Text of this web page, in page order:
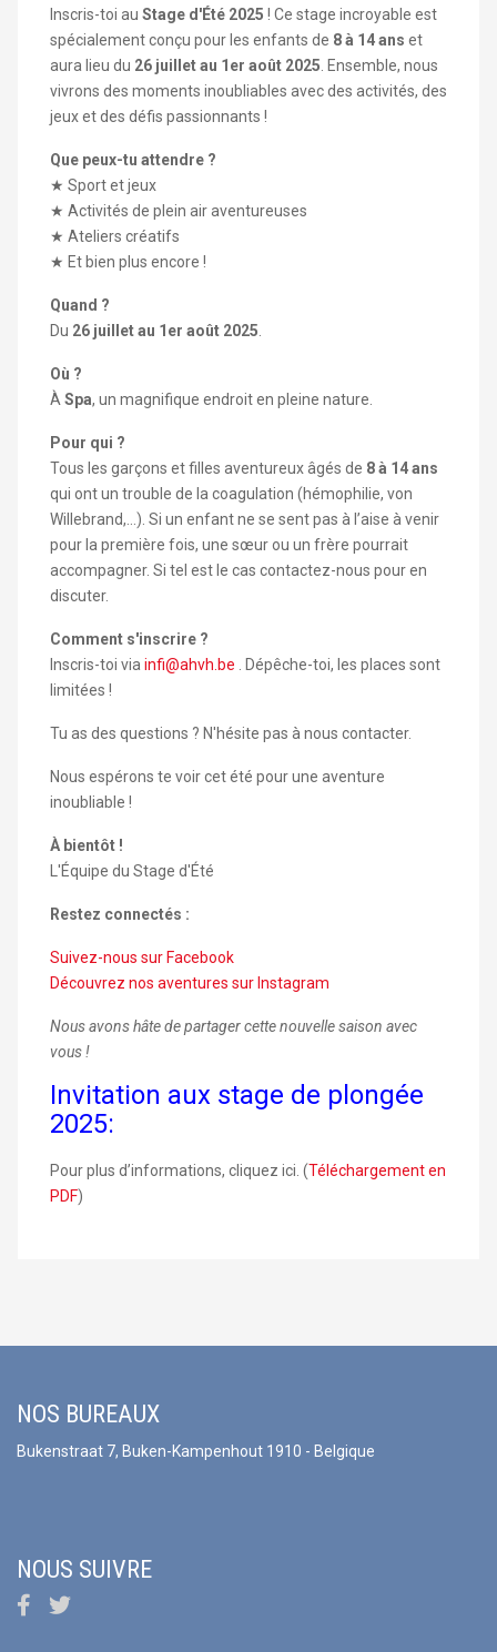
Inscris-toi au Stage d'Été 2025 ! Ce stage incroyable est
spécialement conçu pour les enfants de 8 à 14 ans et
aura lieu du 26 juillet au 1er août 2025. Ensemble, nous
vivrons des moments inoubliables avec des activités, des
jeux et des défis passionnants !
Que peux-tu attendre ?
★ Sport et jeux
★ Activités de plein air aventureuses
★ Ateliers créatifs
★ Et bien plus encore !
Quand ?
Du 26 juillet au 1er août 2025.
Où ?
ÀSpa, un magnifique endroit en pleine nature.
Pour qui ?
Tous les garçons et filles aventureux âgés de 8 à 14 ans
qui ont un trouble de la coagulation (hémophilie, von
Willebrand,…). Si un enfant ne se sent pas à l’aise à venir
pour la première fois, une sœur ou un frère pourrait
accompagner. Si tel est le cas contactez-nous pour en
discuter.
Comment s'inscrire ?
Inscris-toi viainfi@ahvh.be . Dépêche-toi, les places sont
limitées !
Tu as des questions ? N'hésite pas à nous contacter.
Nous espérons te voir cet été pour une aventure
inoubliable !
À bientôt !
L'Équipe du Stage d'Été
Restez connectés :
Suivez-nous sur Facebook
Découvrez nos aventures sur Instagram
Nous avons hâte de partager cette nouvelle saison avec
vous !
Invitation aux stage de plongée
2025:
Pour plus d’informations, cliquez ici. (Téléchargement en
PDF)
NOS BUREAUX
Bukenstraat 7, Buken-Kampenhout 1910 - Belgique
NOUS SUIVRE